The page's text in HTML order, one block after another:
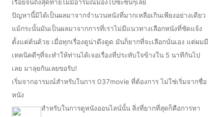
เรื่อยจนถึงสุดท้ายไม่มีอารมณ์มองไปซะซนๆเลย
ปัญหานี้มิได้เป็นผลมาจากจำนวนหนังที่มากเหลือเกินเพียงอย่างเดียว
แม้กระนั้นมันเป็นผลมาจากการที่เราไม่มีแนวทางเลือกหนังที่ชัดแจ้ง
ตั้งแต่ต้นด้วย เมื่อทุกเรื่องดูน่าดึงดูด มันก็ยากที่จะเลือกนั่นเอง แต่ผมมี
เทคนิคดีๆที่จะทำให้ท่านได้เจอเรื่องที่ประทับใจข้างใน 5 นาทีกันไป
เลย มาลุยกันเลยขอรับ!
เริ่มจากอารมณ์สำหรับในการ 037movie ที่ต้องการ ไม่ใช่เริ่มจากชื่อ
หนัง
สำหรับในการดูหนังออนไลน์นั้น สิ่งที่ยากที่สุดก็คือการหา